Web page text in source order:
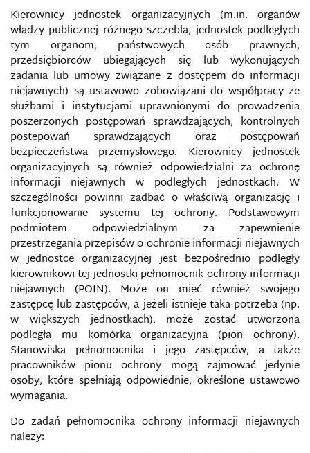
Kierownicy jednostek organizacyjnych (m.in. organów
władzy publicznej różnego szczebla, jednostek podległych
tym organom, państwowych osób prawnych,
przedsiębiorców ubiegających się lub wykonujących
zadania lub umowy związane z dostępem do informacji
niejawnych) są ustawowo zobowiązani do współpracy ze
służbami i instytucjami uprawnionymi do prowadzenia
poszerzonych postępowań sprawdzających, kontrolnych
postepowań sprawdzających oraz postępowań
bezpieczeństwa przemysłowego. Kierownicy jednostek
organizacyjnych są również odpowiedzialni za ochronę
informacji niejawnych w podległych jednostkach. W
szczególności powinni zadbać o właściwą organizację i
funkcjonowanie systemu tej ochrony. Podstawowym
podmiotem odpowiedzialnym za zapewnienie
przestrzegania przepisów o ochronie informacji niejawnych
w jednostce organizacyjnej jest bezpośrednio podległy
kierownikowi tej jednostki pełnomocnik ochrony informacji
niejawnych (POIN). Może on mieć również swojego
zastępcę lub zastępców, a jeżeli istnieje taka potrzeba (np.
w większych jednostkach), może zostać utworzona
podległa mu komórka organizacyjna (pion ochrony).
Stanowiska pełnomocnika i jego zastępców, a także
pracowników pionu ochrony mogą zajmować jedynie
osoby, które spełniają odpowiednie, określone ustawowo
wymagania.
Do zadań pełnomocnika ochrony informacji niejawnych
należy: